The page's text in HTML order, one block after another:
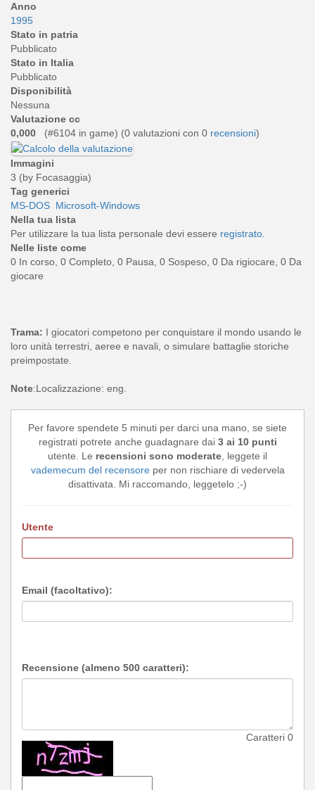
Anno
1995
Stato in patria
Pubblicato
Stato in Italia
Pubblicato
Disponibilità
Nessuna
Valutazione cc
0,000
(#6104 in game) (0 valutazioni con 0 recensioni)
Immagini
3 (by Focasaggia)
Tag generici
MS-DOS Microsoft-Windows
Nella tua lista
Per utilizzare la tua lista personale devi essere registrato
Nelle liste come
0 In corso, 0 Completo, 0 Pausa, 0 Sospeso, 0 Da rigiocare, 0 Da
giocare
Trama: I giocatori competono per conquistare il mondo usando le
loro unità terrestri, aeree e navali, o simulare battaglie storiche
preimpostate.
Note:Localizzazione: eng.
Per favore spendete 5 minuti per darci una mano, se siete
registrati potrete anche guadagnare dai 3 ai 10 punti
utente. Le recensioni sono moderate , leggete il
vademecum del recensoreper non rischiare di vedervela
disattivata. Mi raccomando, leggetelo ;-)
Utente
Email (facoltativo):
Recensione (almeno 500 caratteri):
Caratteri 0